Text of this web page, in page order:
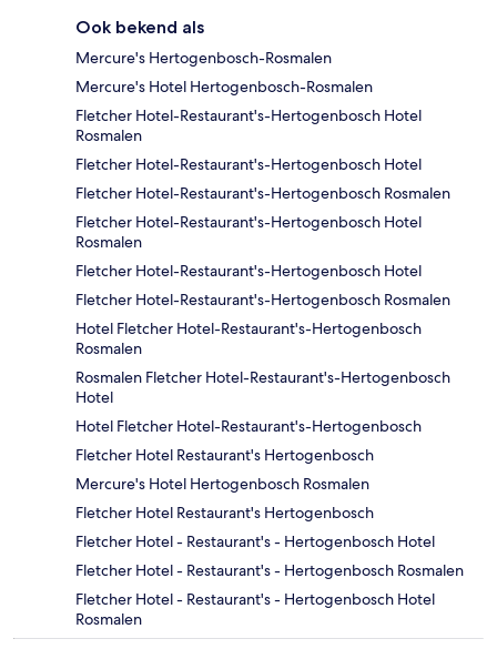
Ook bekend als
Mercure's Hertogenbosch-Rosmalen
Mercure's Hotel Hertogenbosch-Rosmalen
Fletcher Hotel-Restaurant's-Hertogenbosch Hotel
Rosmalen
Fletcher Hotel-Restaurant's-Hertogenbosch Hotel
Fletcher Hotel-Restaurant's-Hertogenbosch Rosmalen
Fletcher Hotel-Restaurant's-Hertogenbosch Hotel
Rosmalen
Fletcher Hotel-Restaurant's-Hertogenbosch Hotel
Fletcher Hotel-Restaurant's-Hertogenbosch Rosmalen
Hotel Fletcher Hotel-Restaurant's-Hertogenbosch
Rosmalen
Rosmalen Fletcher Hotel-Restaurant's-Hertogenbosch
Hotel
Hotel Fletcher Hotel-Restaurant's-Hertogenbosch
Fletcher Hotel Restaurant's Hertogenbosch
Mercure's Hotel Hertogenbosch Rosmalen
Fletcher Hotel Restaurant's Hertogenbosch
Fletcher Hotel - Restaurant's - Hertogenbosch Hotel
Fletcher Hotel - Restaurant's - Hertogenbosch Rosmalen
Fletcher Hotel - Restaurant's - Hertogenbosch Hotel
Rosmalen